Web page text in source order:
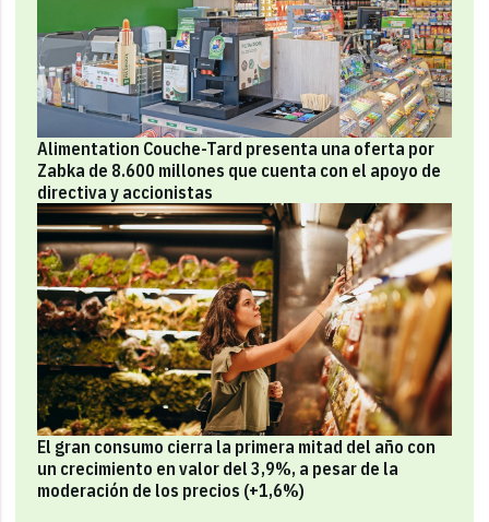
Alimentation Couche-Tard presenta una oferta por
Zabka de 8.600 millones que cuenta con el apoyo de
directiva y accionistas
El gran consumo cierra la primera mitad del año con
un crecimiento en valor del 3,9%, a pesar de la
moderación de los precios (+1,6%)